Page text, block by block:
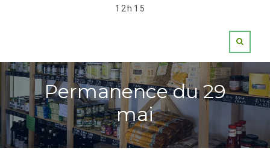
12h15
Permanence du 29
mai